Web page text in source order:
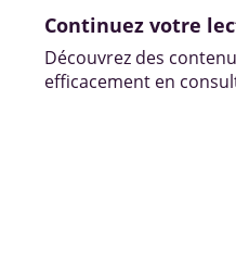
Continuez votre
Découvrez des
efficacement en